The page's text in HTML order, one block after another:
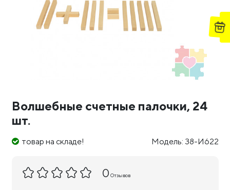
Волшебные счетные палочки, 24
шт.
товар на складе! Модель: 38-И622
0 Отзывов